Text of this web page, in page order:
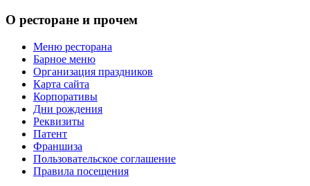
О ресторане и прочем
Меню ресторана
Барное меню
Организация праздников
Карта сайта
Корпоративы
Дни рождения
Реквизиты
Патент
Франшиза
Пользовательское соглашение
Правила посещения